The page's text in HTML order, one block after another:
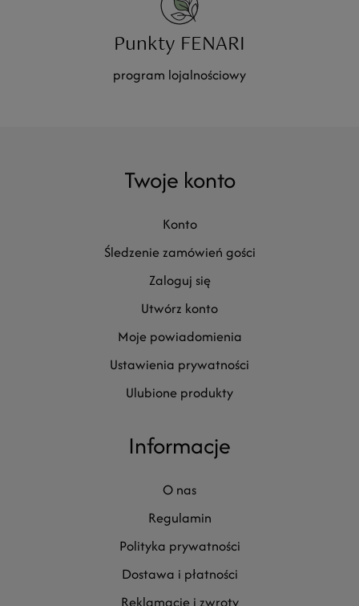
Punkty FENARI
program lojalnościowy
Informacje
o nas
regulamin
polityka prywatności
dostawa i płatności
reklamacje i zwroty
Twoje konto
konto
śledzenie zamówień gości
zaloguj się
utwórz konto
moje powiadomienia
ustawienia prywatności
ulubione produkty